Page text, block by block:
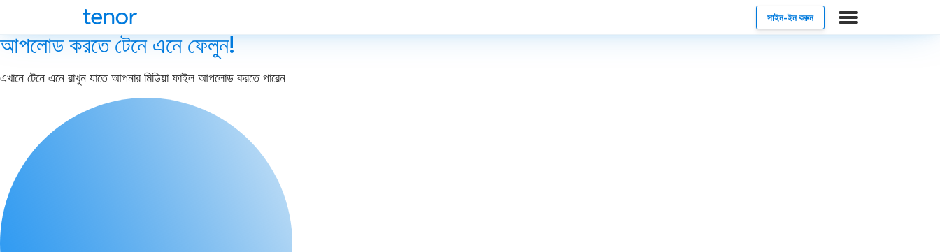
সাইন-ইন করুন
আপলোড করতে টেনে এনে ফেলুন!
এখানে টেনে এনে রাখুন যাতে আপনার মিডিয়া ফাইল আপলোড করতে পারেন